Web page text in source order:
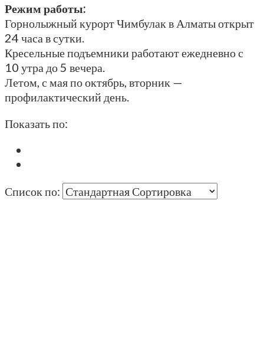
Режим работы:
Горнолыжный курорт Чимбулак в Алматы открыт
24 часа в сутки.
Кресельные подъемники работают ежедневно с
10 утра до 5 вечера.
Летом, с мая по октябрь, вторник —
профилактический день.
Показать по:
Список по: